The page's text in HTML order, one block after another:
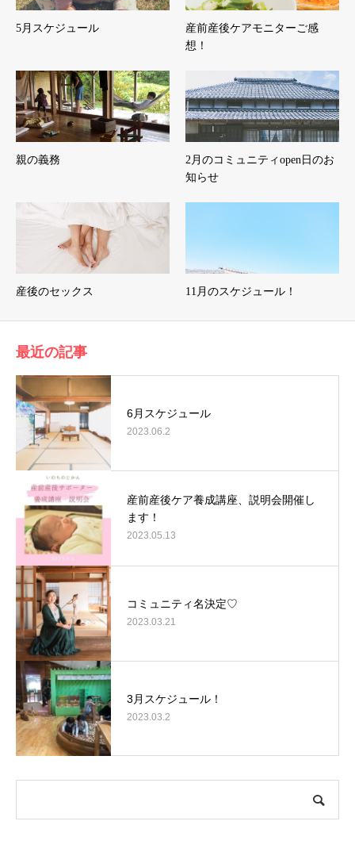
5月スケジュール
産前産後ケアモニターご感
想！
親の義務
2月のコミュニティopen日のお
知らせ
産後のセックス 11月のスケジュール！
最近の記事
6月スケジュール
2023.06.2
産前産後ケア養成講座、説明会開催し
ます！
2023.05.13
コミュニティ名決定♡
2023.03.21
3月スケジュール！
2023.03.2